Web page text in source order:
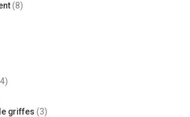
(8)
griffes (3)